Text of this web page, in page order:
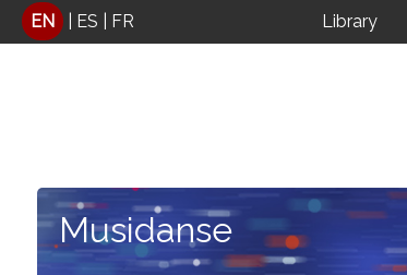
Cookies management panel
EN ES FR Library
Musidanse